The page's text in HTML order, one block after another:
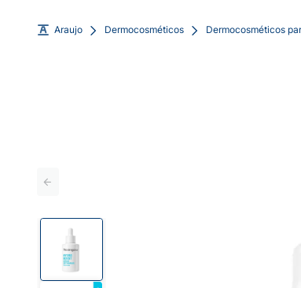
Araujo Dermocosméticos Dermocosméticos